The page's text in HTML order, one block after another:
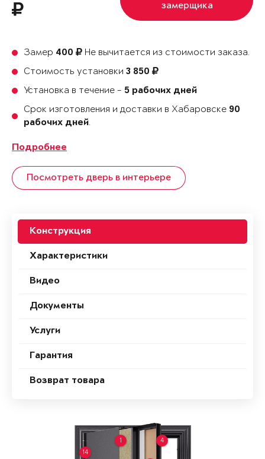
замерщика
Замер 400
Не вычитается из стоимости заказа.
Стоимость установки 3 850
Установка в течение - 5 рабочих дней
Срок изготовления и доставки в Хабаровске 90
рабочих дней.
Подробнее
Посмотреть дверь в интерьере
Конструкция
Характеристики
Видео
Документы
Услуги
Гарантия
Возврат товара
1 4
14